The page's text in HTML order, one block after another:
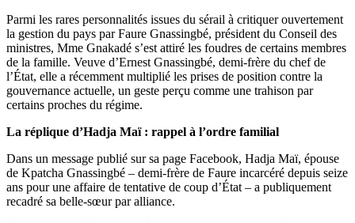
Parmi les rares personnalités issues du sérail à critiquer ouvertement
la gestion du pays par Faure Gnassingbé, président du Conseil des
ministres, Mme Gnakadé s’est attiré les foudres de certains membres
de la famille. Veuve d’Ernest Gnassingbé, demi-frère du chef de
l’État, elle a récemment multiplié les prises de position contre la
gouvernance actuelle, un geste perçu comme une trahison par
certains proches du régime.
La réplique d’Hadja Maï : rappel à l’ordre familial
Dans un message publié sur sa page Facebook, Hadja Maï, épouse
de Kpatcha Gnassingbé – demi-frère de Faure incarcéré depuis seize
ans pour une affaire de tentative de coup d’État – a publiquement
recadré sa belle-sœur par alliance.